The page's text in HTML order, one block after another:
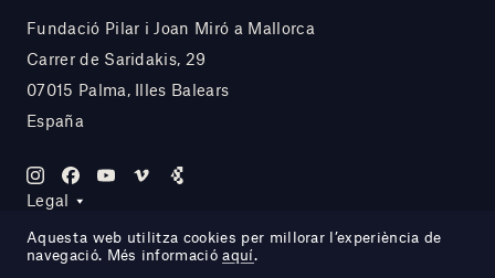
Fundació Pilar i Joan Miró a Mallorca
Carrer de Saridakis, 29
07015 Palma, Illes Balears
España
Legal
Aquesta web utilitza cookies per millorar l’experiència de
navegació. Més informacióaquí.